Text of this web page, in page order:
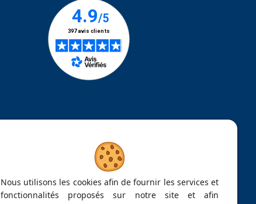
Nous utilisons les cookies afin de fournir les services et
fonctionnalités proposés sur notre site et afin